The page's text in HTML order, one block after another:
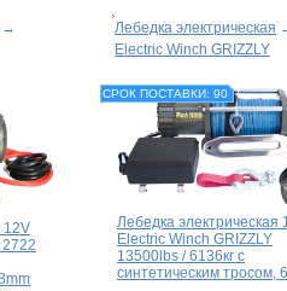
→
12V
Лебедка электрическая
Electric Winch GRIZZLY
СРОК ПОСТАВКИ: 90
Лебедка электрическая
Electric Winch GRIZZLY
13500lbs / 6136кг с
синтетическим тросом,